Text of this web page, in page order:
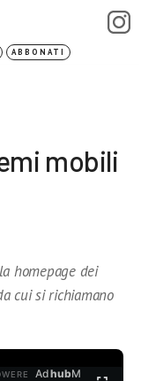
ABBONATI
mobili
homepage dei
cui si richiamano
AdhubM